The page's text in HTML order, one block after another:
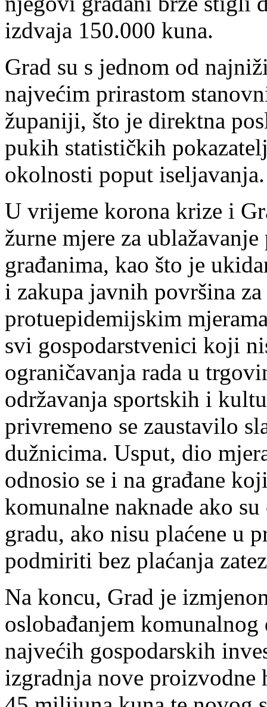
izdvaja 150.000 kuna.
Grad su s jednom od
najvećim prirastom
županiji, što je direktna
pukih statističkih
okolnosti poput iseljavanja.
U vrijeme korona krize i
žurne mjere za
građanima, kao što je
i zakupa javnih površina
protuepidemijskim
svi gospodarstvenici koji
ograničavanja rada u
održavanja sportskih i
privremeno se zaustavilo
dužnicima. Usput, dio
odnosio se i na građane
komunalne naknade ako
gradu, ako nisu plaćene u
podmiriti bez plaćanja
Na koncu, Grad je
oslobađanjem
najvećih gospodarskih
izgradnja nove proizvodne